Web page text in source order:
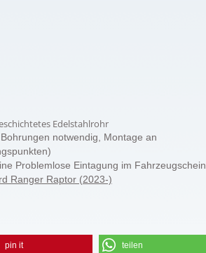
Edelstahlrohr
notwendig, Montage an
Problemlose Eintagung im Fahrzeugschein
Ranger Raptor (2023-)
pin it teilen